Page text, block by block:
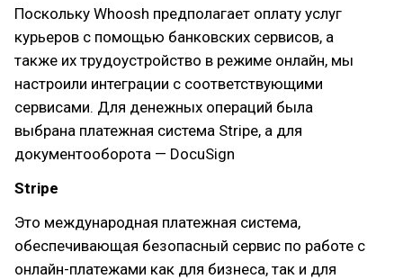
Поскольку Whoosh предполагает оплату услуг
курьеров с помощью банковских сервисов, а
также их трудоустройство в режиме онлайн, мы
настроили интеграции с соответствующими
сервисами. Для денежных операций была
выбрана платежная система Stripe, а для
документооборота — DocuSign
Stripe
Это международная платежная система,
обеспечивающая безопасный сервис по работе с
онлайн-платежами как для бизнеса, так и для